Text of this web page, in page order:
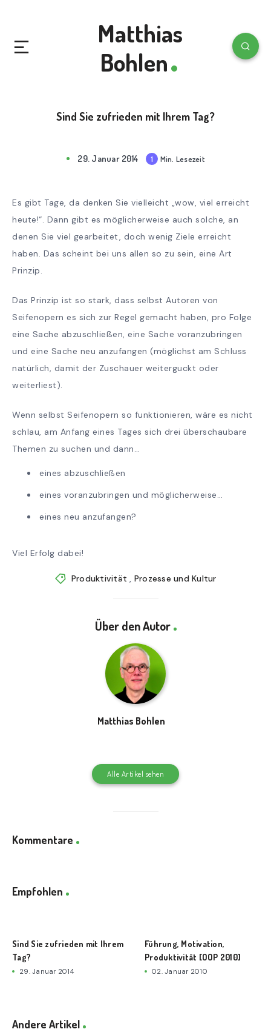
Matthias
Bohlen
Sind Sie zufrieden mit Ihrem Tag?
29. Januar 2014
1
rea
Min. Lesezeit
Es gibt Tage, da denken Sie vielleicht „wow, viel erreicht
heute!“. Dann gibt es möglicherweise auch solche, an
denen Sie viel gearbeitet, doch wenig Ziele erreicht
haben. Das scheint bei uns allen so zu sein, eine Art
Prinzip.
Das Prinzip ist so stark, dass selbst Autoren von
Seifenopern es sich zur Regel gemacht haben, pro Folge
eine Sache abzuschließen, eine Sache voranzubringen
und eine Sache neu anzufangen (möglichst am Schluss
natürlich, damit der Zuschauer weiterguckt oder
weiterliest).
Wenn selbst Seifenopern so funktionieren, wäre es nicht
schlau, am Anfang eines Tages sich drei überschaubare
Themen zu suchen und dann…
eines abzuschließen
eines voranzubringen und möglicherweise…
eines neu anzufangen?
Viel Erfolg dabei!
Produktivität , Prozesse und Kultur
Über den Autor
Matthias Bohlen
Alle Artikel sehen
Kommentare
Empfohlen
Sind Sie zufrieden mit Ihrem
Tag?
29. Januar 2014
Führung, Motivation,
Produktivität [OOP 2010]
02. Januar 2010
Andere Artikel